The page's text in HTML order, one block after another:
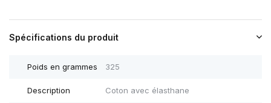
Spécifications du produit
Poids en grammes 325
Description Coton avec élasthane